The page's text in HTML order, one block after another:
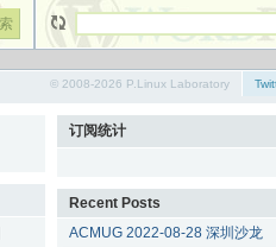
© 2008-2026 P.Linux Laboratory
订阅统计
Recent Posts
ACMUG 2022-08-28 深圳沙龙